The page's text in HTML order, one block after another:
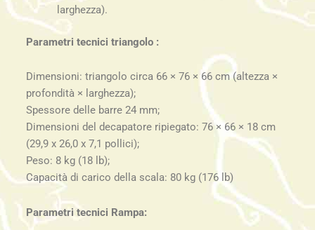
larghezza).
Parametri tecnici triangolo :
Dimensioni: triangolo circa 66 × 76 × 66 cm (altezza ×
profondità × larghezza);
Spessore delle barre 24 mm;
Dimensioni del decapatore ripiegato: 76 × 66 × 18 cm
(29,9 x 26,0 x 7,1 pollici);
Peso: 8 kg (18 lb);
Capacità di carico della scala: 80 kg (176 lb)
Parametri tecnici Rampa: